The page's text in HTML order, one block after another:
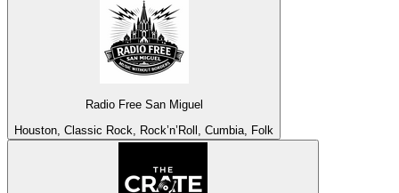
Radio Free San Miguel
Houston, Classic Rock, Rock’n’Roll, Cumbia, Folk